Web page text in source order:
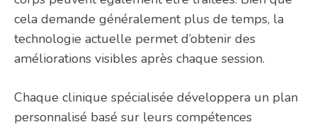
cela demande généralement plus de temps, la
technologie actuelle permet d’obtenir des
améliorations visibles après chaque session.
Chaque clinique spécialisée développera un plan
personnalisé basé sur leurs compétences